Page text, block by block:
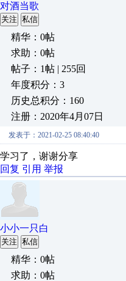
对酒当歌
关注 私信
精华：0帖
求助：0帖
帖子：1帖 | 255回
年度积分：3
历史总积分：160
注册：2020年4月07日
发表于：2021-02-25 08:40:40
学习了，谢谢分享
回复 引用 举报
小小一只白
关注 私信
精华：0帖
求助：0帖